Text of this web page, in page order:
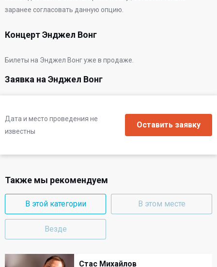
заранее согласовать данную опцию.
Концерт Энджел Вонг
Билеты на Энджел Вонг уже в продаже.
Заявка на Энджел Вонг
Дата и место проведения не
известны
Также мы рекомендуем
В этой категории В этом месте
Везде
Стас Михайлов